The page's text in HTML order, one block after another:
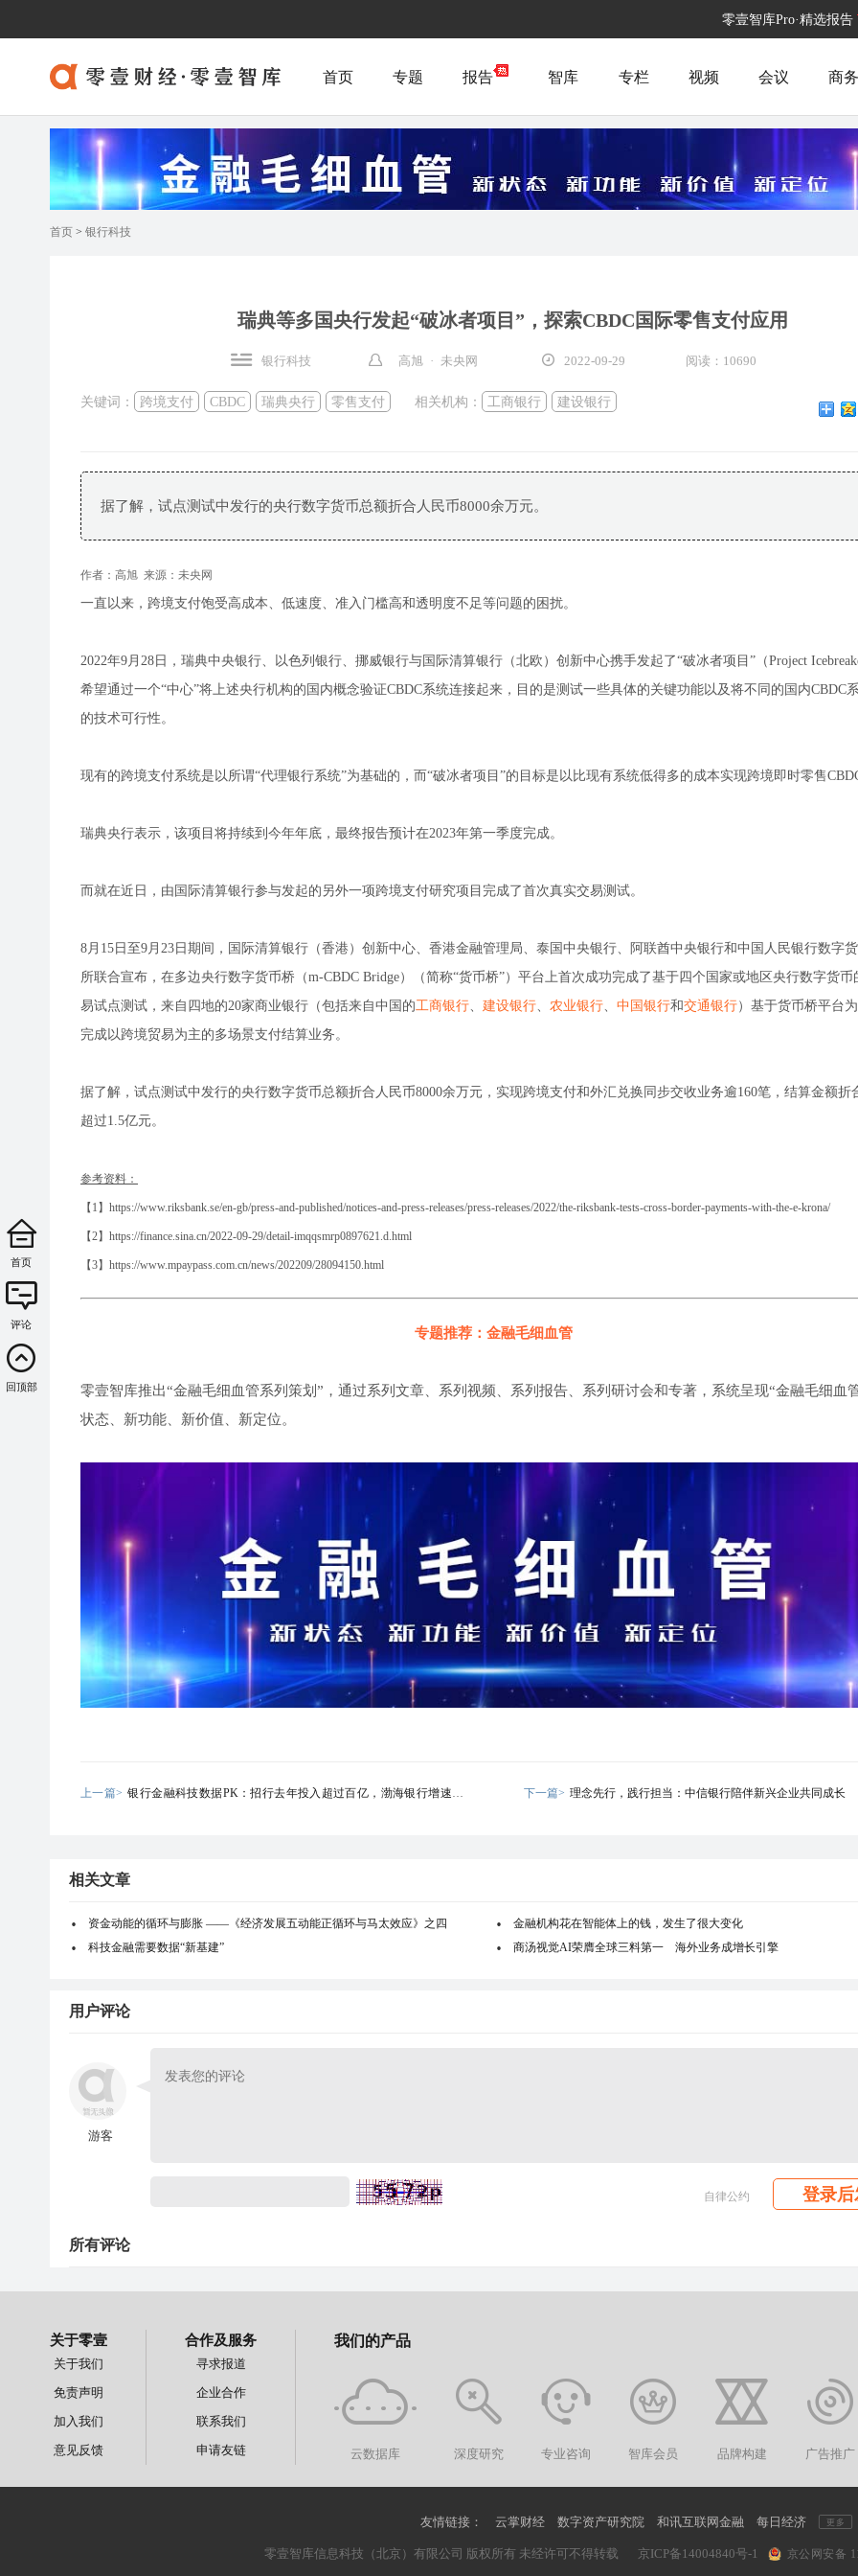
零壹智库Pro·精选报告
首页 专题 报告 智库 专栏 视频 会议 商
首页 > 银行科技
瑞典等多国央行发起“破冰者项目”，探索CBDC国际零售支付应用
银行科技 高旭 · 未央网 2022-09-29 阅读：10690
关键词： 跨境支付 CBDC 瑞典央行 零售支付 相关机构： 工商银行 建设银行
据了解，试点测试中发行的央行数字货币总额折合人民币8000余万元。
作者：高旭 来源：未央网
一直以来，跨境支付饱受高成本、低速度、准入门槛高和透明度不足等问题的困扰。
2022年9月28日，瑞典中央银行、以色列银行、挪威银行与国际清算银行（北欧）创新中心携手发起了“破冰者项目”（Project
希望通过一个“中心”将上述央行机构的国内概念验证CBDC系统连接起来，目的是测试一些具体的关键功能以及将不同的国内CBDC
的技术可行性。
现有的跨境支付系统是以所谓“代理银行系统”为基础的，而“破冰者项目”的目标是以比现有系统低得多的成本实现跨境即时零售
瑞典央行表示，该项目将持续到今年年底，最终报告预计在2023年第一季度完成。
而就在近日，由国际清算银行参与发起的另外一项跨境支付研究项目完成了首次真实交易测试。
8月15日至9月23日期间，国际清算银行（香港）创新中心、香港金融管理局、泰国中央银行、阿联酋中央银行和中国人民银行数字
所联合宣布，在多边央行数字货币桥（m-CBDC Bridge）（简称“货币桥”）平台上首次成功完成了基于四个国家或地区央行数字货币
易试点测试，来自四地的20家商业银行（包括来自中国的工商银行 建设银行 农业银行 中国银行和交通银行）基于货币桥平台
完成以跨境贸易为主的多场景支付结算业务。
据了解，试点测试中发行的央行数字货币总额折合人民币8000余万元，实现跨境支付和外汇兑换同步交收业务逾160笔，结算金额折
超过1.5亿元。
参考资料：
【1】https://www.riksbank.se/en-gb/press-and-published/notices-and-press-releases/press-releases/2022/the-riksbank-tests-cross-border-payments-with-the-e-krona/
【2】https://finance.sina.cn/2022-09-29/detail-imqqsmrp0897621.d.html
【3】https://www.mpaypass.com.cn/news/202209/28094150.html
专题推荐：金融毛细血管
零壹智库推出“金融毛细血管系列策划”，通过系列文章、系列视频、系列报告、系列研讨会和专著，系统呈现“金融毛细血
状态、新功能、新价值、新定位。
上一篇> 银行金融科技数据PK：招行去年投入超过百亿，渤海银行增速达
下一篇> 理念先行，践行担当：中信银行陪伴新兴企业共同成长
相关文章
资金动能的循环与膨胀 ——《经济发展五动能正循环与马太效应》之四
金融机构花在智能体上的钱，发生了很大变化
科技金融需要数据“新基建”
商汤视觉AI荣膺全球三料第一 海外业务成增长引擎
用户评论
游客
自律公约 登录后
所有评论
首页
评论
回顶部
关于零壹
关于我们
免责声明
加入我们
意见反馈
合作及服务
寻求报道
企业合作
联系我们
申请友链
我们的产品
云数据库 深度研究 专业咨询 智库会员 品牌构建 广告推广
友情链接： 云掌财经 数字资产研究院 和讯互联网金融 每日经济 更多
零壹智库信息科技（北京）有限公司 版权所有 未经许可不得转载 京ICP备14004840号-1 京公网安备